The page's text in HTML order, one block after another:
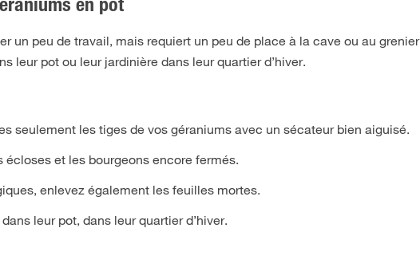
en pot
un peu de travail, mais requiert un peu de place à la cave ou au
leur pot ou leur jardinière dans leur quartier d’hiver.
seulement les tiges de vos géraniums avec un sécateur bien aiguisé.
et les bourgeons encore fermés.
enlevez également les feuilles mortes.
leur pot, dans leur quartier d’hiver.